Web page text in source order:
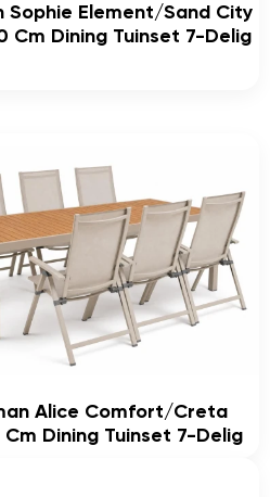
Sophie Element/Sand City
Cm Dining Tuinset 7-Delig
Alice Comfort/Creta
Cm Dining Tuinset 7-Delig